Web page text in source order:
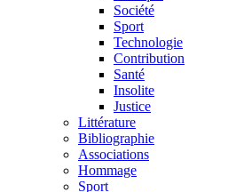
Société
Sport
Technologie
Contribution
Santé
Insolite
Justice
Littérature
Bibliographie
Associations
Hommage
Sport